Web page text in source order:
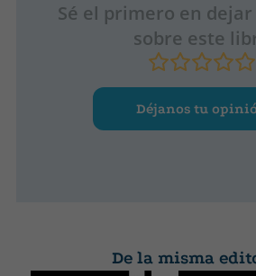
Sé el primero en
sobre este
Déjanos tu
De la misma